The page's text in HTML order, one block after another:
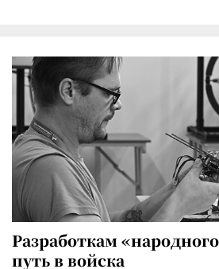
Разработкам
путь в войска